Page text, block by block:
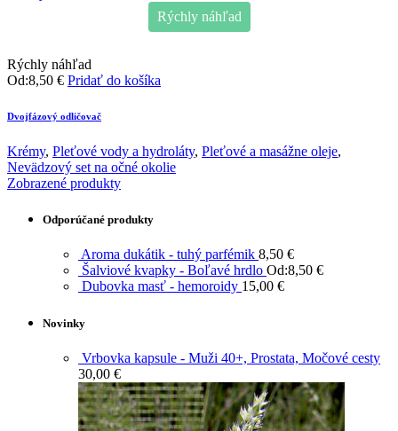
Rýchly náhľad
Rýchly náhľad
Od:8,50 € Pridať do košíka
Dvojfázový odličovač
Krémy, Pleťové vody a hydroláty, Pleťové a masážne oleje,
Nevädzový set na očné okolie
Zobrazené produkty
Odporúčané produkty
Aroma dukátik - tuhý parfémik 8,50 €
Šalviové kvapky - Boľavé hrdlo Od:8,50 €
Dubovka masť - hemoroidy 15,00 €
Novinky
Vrbovka kapsule - Muži 40+, Prostata, Močové cesty
30,00 €